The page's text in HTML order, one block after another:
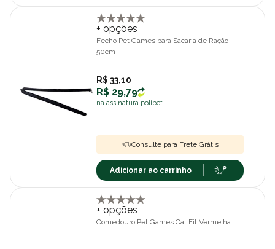
+ opções
Fecho Pet Games para Sacaria de Ração
50cm
R$ 33,10
R$ 29,79
na assinatura polipet
Consulte para Frete Grátis
Adicionar ao carrinho
+ opções
Comedouro Pet Games Cat Fit Vermelha